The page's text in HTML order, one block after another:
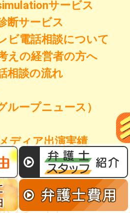
サービス
断サービス
ビ電話相談について
えの経営者の方へ
相談の流れ
ループニュース）
ディア出演実績
の方へ
細）
だわる理由
リシー